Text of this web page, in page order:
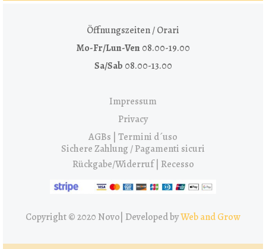
Öffnungszeiten / Orari
Mo-Fr/Lun-Ven 08.00-19.00
Sa/Sab 08.00-13.00
Impressum
Privacy
AGBs | Termini d´uso
Sichere Zahlung / Pagamenti sicuri
Rückgabe/Widerruf | Recesso
Copyright © 2020 Novo| Developed byWeb and Grow